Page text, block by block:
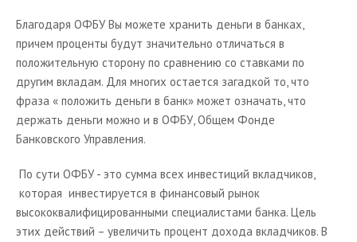
Рекомендуемые статьи
Библиотека инвестора
Библиотека трейдера
Интересно знать!
Словарь трейдера
Общепринятые обозначения
Русский биржевой жаргон
Благодаря ОФБУ Вы можете хранить деньги в банках,
причем проценты будут значительно отличаться в
положительную сторону по сравнению со ставками по
другим вкладам. Для многих остается загадкой то, что
фраза « положить деньги в банк» может означать, что
держать деньги можно и в ОФБУ, Общем Фонде
Банковского Управления.
По сути ОФБУ - это сумма всех инвестиций вкладчиков,
которая инвестируется в финансовый рынок
высококвалифицированными специалистами банка. Цель
этих действий – увеличить процент дохода вкладчиков. В